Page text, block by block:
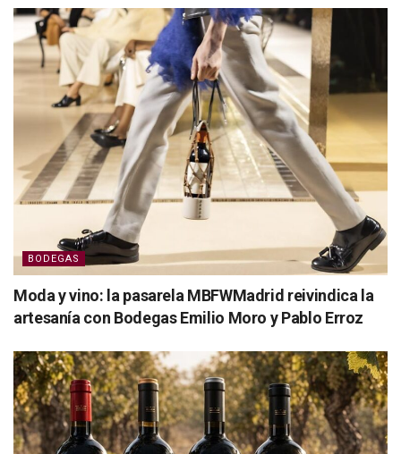
BODEGAS
Moda y vino: la pasarela MBFWMadrid reivindica la
artesanía con Bodegas Emilio Moro y Pablo Erroz